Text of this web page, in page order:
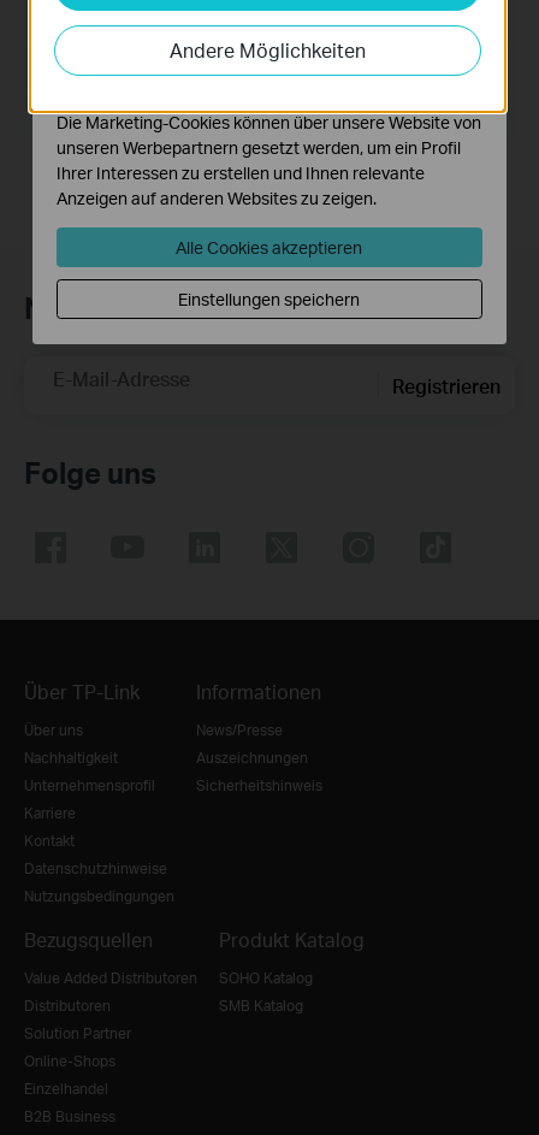
Sprache:Englisch
Dateigröße:
Betriebssystem: Win10/8.1/8/7/XP
Newsletter abonnieren
E-Mail-Adresse Registrieren
Folge uns
Über TP-Link
Über uns
Nachhaltigkeit
Unternehmensprofil
Karriere
Kontakt
Datenschutzhinweise
Nutzungsbedingungen
Informationen
News/Presse
Auszeichnungen
Sicherheitshinweis
Bezugsquellen
Value Added Distributoren
Distributoren
Solution Partner
Online-Shops
Einzelhandel
B2B Business
Produkt Katalog
SOHO Katalog
SMB Katalog
Andere Möglichkeiten
Analyse-Cookies ermöglichen es uns, Ihre Aktivitäten
auf unserer Website zu analysieren, um die
Funktionsweise unserer Website zu verbessern und
Die Marketing-Cookies können über unsere Website von
unseren Werbepartnern gesetzt werden, um ein Profil
Ihrer Interessen zu erstellen und Ihnen relevante
Anzeigen auf anderen Websites zu zeigen.
Alle Cookies akzeptieren
Einstellungen speichern